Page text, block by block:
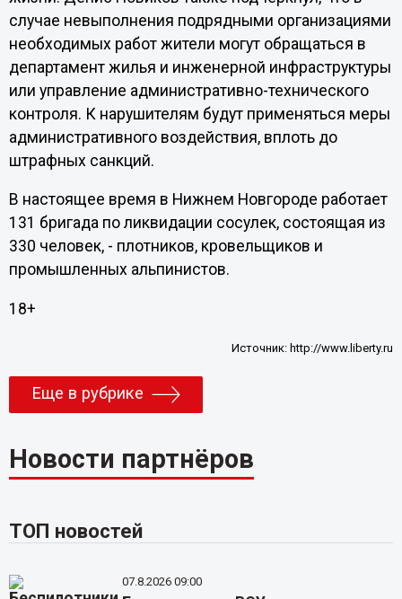
случае невыполнения подрядными организациями
необходимых работ жители могут обращаться в
департамент жилья и инженерной инфраструктуры
или управление административно-технического
контроля. К нарушителям будут применяться меры
административного воздействия, вплоть до
штрафных санкций.
В настоящее время в Нижнем Новгороде работает
131 бригада по ликвидации сосулек, состоящая из
330 человек, - плотников, кровельщиков и
промышленных альпинистов.
18+
Источник:http://www.liberty.ru
Еще в рубрике
Новости партнёров
ТОП новостей
07.8.2026 09:00